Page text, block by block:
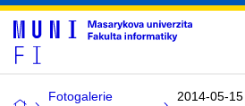
Fotogalerie
2014-05-